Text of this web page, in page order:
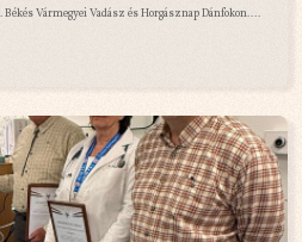
Vármegyei Vadász és Horgásznap Dánfokon....